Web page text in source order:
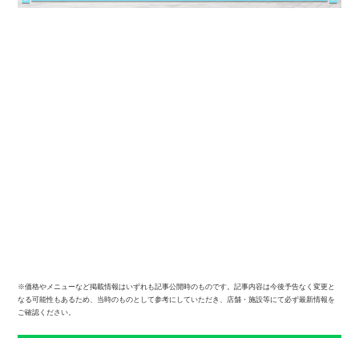
※価格やメニューなど掲載情報はいずれも記事公開時のものです。記事内容は今後予告なく変更と
なる可能性もあるため、当時のものとして参考にしていただき、店舗・施設等にて必ず最新情報を
ご確認ください。